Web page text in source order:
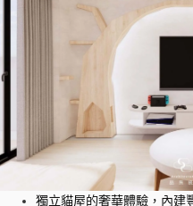
獨立貓屋的奢華體驗，內建